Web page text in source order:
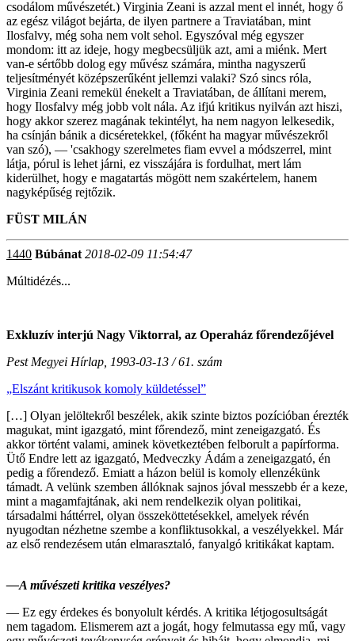
csodálom művészetét.) Virginia Zeani is azzal ment el innét, hogy ő
az egész világot bejárta, de ilyen partnere a Traviatában, mint
Ilosfalvy, még soha nem volt sehol. Egyszóval még egyszer
mondom: itt az ideje, hogy megbecsüljük azt, ami a miénk. Mert
van-e sértőbb dolog egy művész számára, mintha nagyszerű
teljesítményét középszerűként jellemzi valaki? Szó sincs róla,
Virginia Zeani remekül énekelt a Traviatában, de állítani merem,
hogy Ilosfalvy még jobb volt nála. Az ifjú kritikus nyilván azt hiszi,
hogy akkor szerez magának tekintélyt, ha nem nagyon lelkesedik,
ha csínján bánik a dicséretekkel, (főként ha magyar művészekről
van szó), — 'csakhogy szerelmetes fiam evvel a módszerrel, mint
látja, pórul is lehet járni, ez visszájára is fordulhat, mert lám
kiderülhet, hogy e magatartás mögött nem szakértelem, hanem
nagyképűség rejtőzik.
FÜST MILÁN
1440 Búbánat 2018-02-09 11:54:47
Múltidézés...
Exkluzív interjú Nagy Viktorral, az Operaház főrendezőjével
Pest Megyei Hírlap, 1993-03-13 / 61. szám
„Elszánt kritikusok komoly küldetéssel”
[…] Olyan jelöltekről beszélek, akik szinte biztos pozícióban érezték
magukat, mint igazgató, mint főrendező, mint zeneigazgató. És
akkor történt valami, aminek következtében felborult a papírforma.
Ütő Endre lett az igazgató, Medveczky Ádám a zeneigazgató, én
pedig a főrendező. Emiatt a házon belül is komoly ellenzékünk
támadt. A velünk szemben állóknak sajnos jóval messzebb ér a keze,
mint a magamfajtának, aki nem rendelkezik olyan politikai,
társadalmi háttérrel, olyan összeköttetésekkel, amelyek révén
nyugodtan nézhetne szembe a konfliktusokkal, a veszélyekkel. Már
az első rendezésem után elmarasztaló, fanyalgó kritikákat kaptam.
—A művészeti kritika veszélyes?
— Ez egy érdekes és bonyolult kérdés. A kritika létjogosultságát
nem tagadom. Elismerem azt a jogát, hogy felmutassa egy mű, vagy